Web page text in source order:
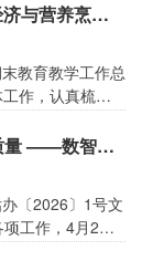
固本强基守初心，聚力深耕创新绩 ---数智经济与营养烹饪学院期末工作总结会圆满召开
教育教学工作总
作，认真梳理
重点工作。深学思悟办学评价方案 凝心聚力提升育人质量 ——数智经济与营养烹饪学院召开办学能力评价工作部署会
〔2026〕1号文
工作，4月2日